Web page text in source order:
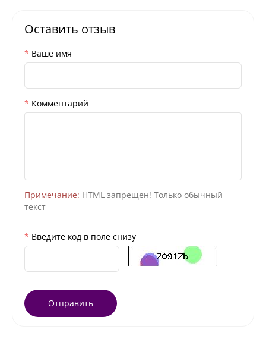
Оставить отзыв
Ваше имя
Комментарий
Примечание: HTML запрещен! Только обычный
текст
Введите код в поле снизу
Отправить